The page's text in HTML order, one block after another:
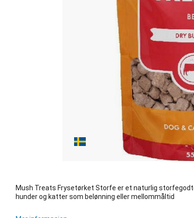
Mush Treats Frysetørket Storfe er et naturlig
hunder og katter som belønning eller mellommåltid